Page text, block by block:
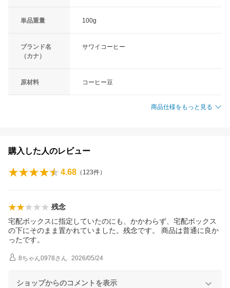
単品重量 100g
ブランド名
（カナ）
サワイコーヒー
原材料 コーヒー豆
商品仕様をもっと見る
購入した人のレビュー
4.68 （ 123件）
残念
宅配ボックスに指定していたのにも、かかわらず、宅配ボックス
の下にそのまま置かれていました。残念です。 商品は普通に良か
ったです。
8ちゃん0978さん 2026/05/24
ショップからのコメントを表示